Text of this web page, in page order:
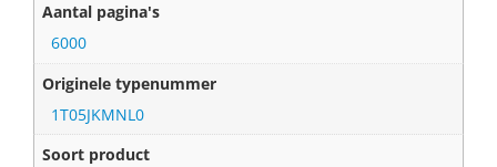
Aantal pagina's
6000
Originele typenummer
1T05JKMNL0
Soort product